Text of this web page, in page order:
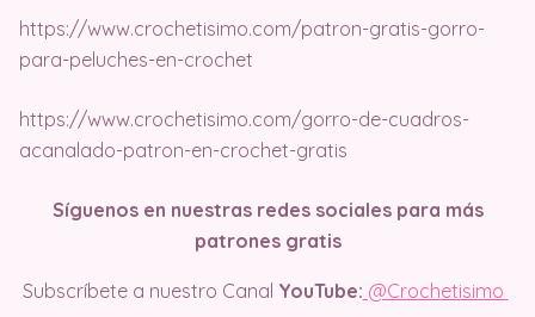
https://www.crochetisimo.com/patron-gratis-gorro-
para-peluches-en-crochet
https://www.crochetisimo.com/gorro-de-cuadros-
acanalado-patron-en-crochet-gratis
Síguenos en nuestras redes sociales para más
patrones gratis
Subscríbete a nuestro Canal YouTube: @Crochetisimo